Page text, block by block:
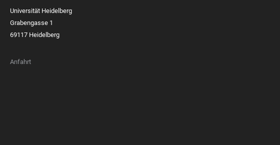
Universität Heidelberg
Grabengasse 1
69117 Heidelberg
Anfahrt